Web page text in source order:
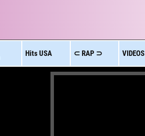
HitsUSA ⊂ RAP ⊃ VIDEOS